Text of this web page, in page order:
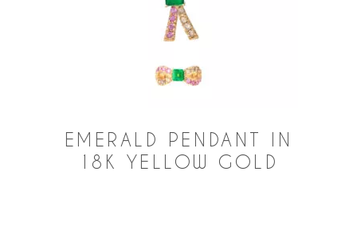
EMERALD PENDANT IN
18K YELLOW GOLD